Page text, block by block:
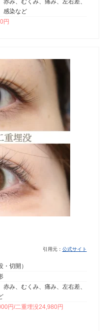
赤み、むくみ、痛み、左右差、
感染など
円
引用元： 公式サイト
切開）
赤み、むくみ、痛み、左右差、
円/二重埋没24,980円